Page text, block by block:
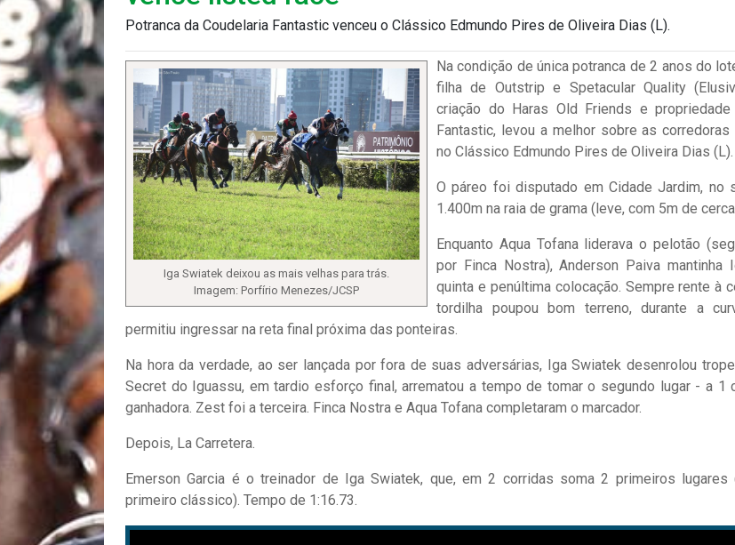
Potranca da Coudelaria Fantastic venceu o Clássico Edmundo Pires de Oliveira Dias (L).
Iga Swiatek deixou as mais velhas para trás.
Imagem: Porfírio Menezes/JCSP
Na condição de única potranca de 2 anos do
filha de Outstrip e Spetacular Quality
criação do Haras Old Friends e propriedade
Fantastic, levou a melhor sobre as
no Clássico Edmundo Pires de Oliveira Dias (L).
O páreo foi disputado em Cidade Jardim, no
1.400m na raia de grama (leve, com 5m de
Enquanto Aqua Tofana liderava o pelotão
por Finca Nostra), Anderson Paiva mantinha
quinta e penúltima colocação. Sempre rente à
tordilha poupou bom terreno, durante a
permitiu ingressar na reta final próxima das ponteiras.
Na hora da verdade, ao ser lançada por fora de suas adversárias, Iga Swiatek desenrolou
Secret do Iguassu, em tardio esforço final, arrematou a tempo de tomar o segundo lugar - a 1
ganhadora. Zest foi a terceira. Finca Nostra e Aqua Tofana completaram o marcador.
Depois, La Carretera.
Emerson Garcia é o treinador de Iga Swiatek, que, em 2 corridas soma 2 primeiros
primeiro clássico). Tempo de 1:16.73.